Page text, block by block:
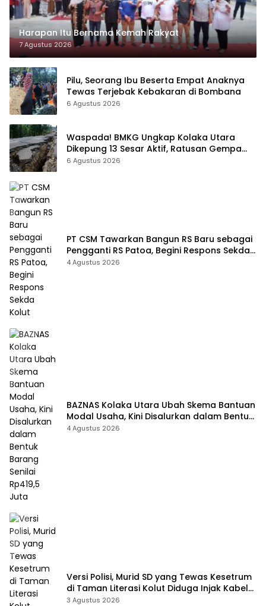
Harapan Itu Bernama Kemah Rakyat
7 Agustus 2026
Pilu, Seorang Ibu Beserta Empat Anaknya
Tewas Terjebak Kebakaran di Bombana
6 Agustus 2026
Waspada! BMKG Ungkap Kolaka Utara
Dikepung 13 Sesar Aktif, Ratusan Gempa
Sudah Terekam
6 Agustus 2026
PT CSM Tawarkan Bangun RS Baru sebagai
Pengganti RS Patoa, Begini Respons Sekda
Kolut
4 Agustus 2026
BAZNAS Kolaka Utara Ubah Skema Bantuan
Modal Usaha, Kini Disalurkan dalam Bentuk
Barang Senilai Rp419,5 Juta
4 Agustus 2026
Versi Polisi, Murid SD yang Tewas Kesetrum
di Taman Literasi Kolut Diduga Injak Kabel
Beraliran Listrik
3 Agustus 2026